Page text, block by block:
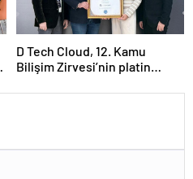
D Tech Cloud, 12. Kamu
Bilişim Zirvesi’nin platin
geleceğe yön verdi